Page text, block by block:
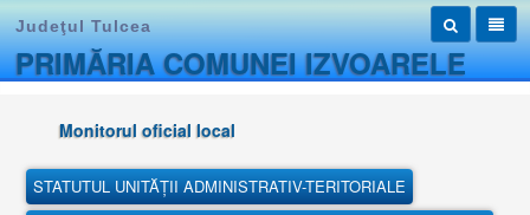
Judeţul Tulcea
PRIMĂRIA COMUNEI IZVOARELE
Monitorul oficial local
STATUTUL UNITĂȚII ADMINISTRATIV-TERITORIALE